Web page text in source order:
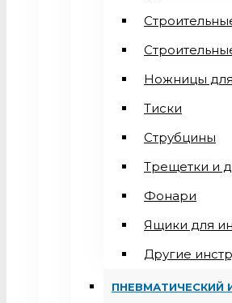
Ножницы для
Тиски
Струбцины
Трещетки и
Фонари
Ящики для
Другие
ПНЕВМАТИЧЕСКИЙ